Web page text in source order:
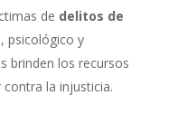
de delitos de
psicológico y
brinden los recursos
la injusticia.